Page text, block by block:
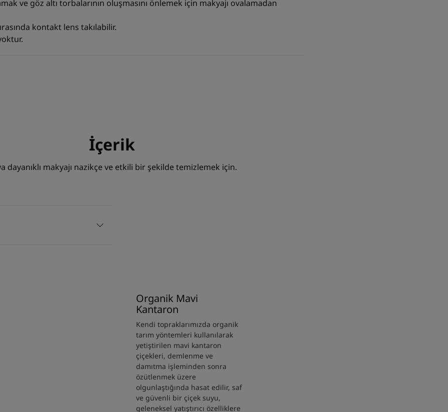
kullanan 12 kadın üzerinde klinik etkinlik çalışması.
ve göz altı torbalarının oluşmasını önlemek için makyajı ovalamadan
kontakt lens takılabilir.
İçerik
dayanıklı makyajı nazikçe ve etkili bir şekilde temizlemek için.
Organik Mavi
Kantaron
Kendi topraklarımızda organik
tarım yöntemleri kullanılarak
yetiştirilen mavi kantaron
çiçekleri, demlenme ve
damıtma işleminden sonra
özütlenmek üzere
olgunlaştığında hasat edilir, saf
ve güvenli bir çiçek suyu,
geleneksel yatıştırıcı özelliklere